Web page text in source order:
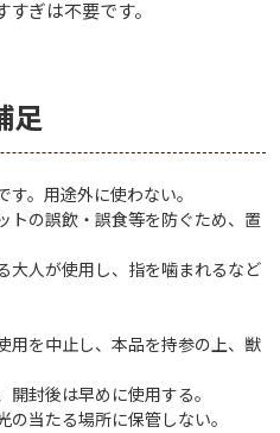
ぎは不要です。
足
。用途外に使わない。
トの誤飲・誤食等を防ぐため、置
大人が使用し、指を噛まれるなど
用を中止し、本品を持参の上、獣
開封後は早めに使用する。
の当たる場所に保管しない。